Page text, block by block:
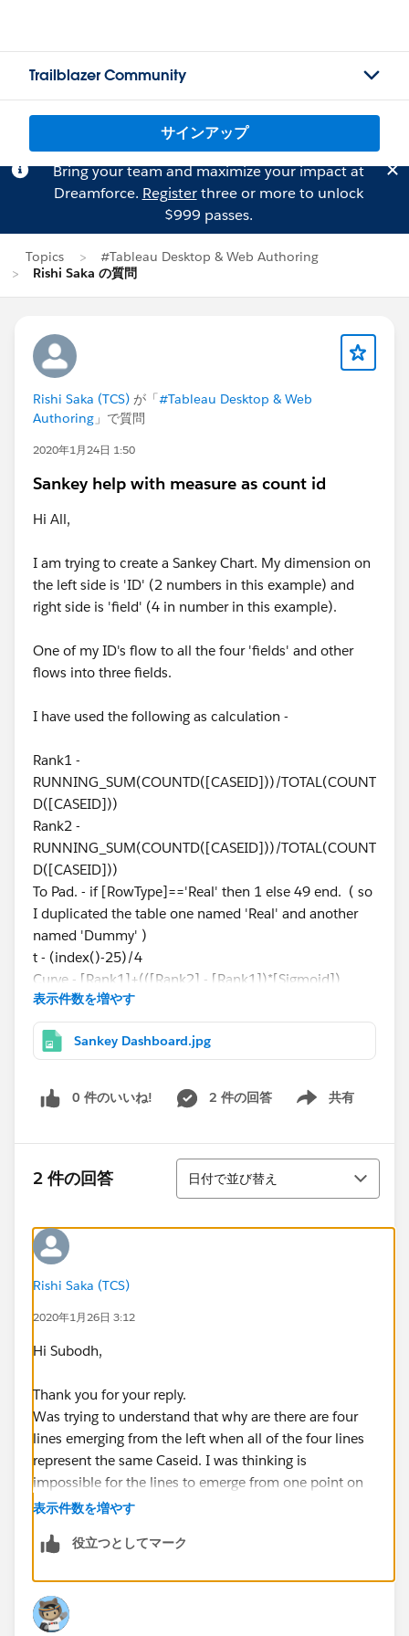
Trailblazer Community
サインアップ
Bring your team and maximize your impact at
Dreamforce. Registerthree or more to unlock
$999 passes.
Topics
#Tableau Desktop & Web Authoring
Rishi Saka の質問
Rishi Saka (TCS) が「#Tableau Desktop & Web
Authoring 」で質問
2020年1月24日 1:50
Sankey help with measure as count id
Hi All,
I am trying to create a Sankey Chart. My dimension on
the left side is 'ID' (2 numbers in this example) and
right side is 'field' (4 in number in this example).
One of my ID's flow to all the four 'fields' and other
flows into three fields.
I have used the following as calculation -
Rank1 -
RUNNING_SUM(COUNTD([CASEID]))/TOTAL(COUNT
D([CASEID]))
Rank2 -
RUNNING_SUM(COUNTD([CASEID]))/TOTAL(COUNT
D([CASEID]))
To Pad. - if [RowType]=='Real' then 1 else 49 end. ( so
I duplicated the table one named 'Real' and another
named 'Dummy' )
t - (index()-25)/4
Curve - [Rank1]+(([Rank2] - [Rank1])*[Sigmoid])
Sigmoid - 1/(1+EXP(1)^-[t])
Padded - created a bin from Pad with Size as 1.
one point for each case ID and why the lines from
both ID's that move to the same field name not merge
Any advise would be appreciated.
Regards,
RS
表示件数を増やす
Sankey Dashboard.jpg
0 件のいいね! 2 件の回答 共有
Show menu
2 件の回答
並び替え
日付で並び替え
Rishi Saka (TCS)
2020年1月26日 3:12
Hi Subodh,
Thank you for your reply.
Was trying to understand that why are there are four
lines emerging from the left when all of the four lines
represent the same Caseid. I was thinking is
impossible for the lines to emerge from one point on
the left?
function, but there desired outcome is different than
Thanking you and everyone
表示件数を増やす
役立つとしてマーク